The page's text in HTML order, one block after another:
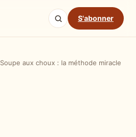
S'abonner
Soupe aux choux : la méthode miracle